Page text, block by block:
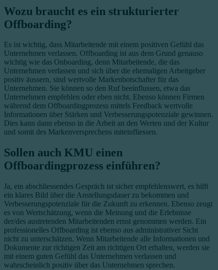
Wozu braucht es ein strukturierter
Offboarding?
Es ist wichtig, dass Mitarbeitende mit einem positiven Gefühl das
Unternehmen verlassen. Offboarding ist aus dem Grund genauso
wichtig wie das Onboarding, denn Mitarbeitende, die das
Unternehmen verlassen und sich über die ehemaligen Arbeitgeber
positiv äussern, sind wertvolle Markenbotschafter für das
Unternehmen. Sie können so den Ruf beeinflussen, etwa das
Unternehmen empfehlen oder eben nicht. Ebenso können Firmen
während dem Offboardingprozess mittels Feedback wertvolle
Informationen über Stärken und Verbesserungspotenziale gewinnen.
Dies kann dann ebenso in die Arbeit an den Werten und der Kultur
und somit des Markenversprechens miteinfliessen.
Sollen auch KMU einen
Offboardingprozess einführen?
Ja, ein abschliessendes Gespräch ist sicher empfehlenswert, es hilft
ein klares Bild über die Anstellungsdauer zu bekommen und
Verbesserungspotenziale für die Zukunft zu erkennen. Ebenso zeugt
es von Wertschätzung, wenn die Meinung und die Erlebnisse
der/des austretenden Mitarbeitenden ernst genommen werden. Ein
professionelles Offboarding ist ebenso aus administrativer Sicht
nicht zu unterschätzen. Wenn Mitarbeitende alle Informationen und
Dokumente zur richtigen Zeit am richtigen Ort erhalten, werden sie
mit einem guten Gefühl das Unternehmen verlassen und
wahrscheinlich positiv über das Unternehmen sprechen.